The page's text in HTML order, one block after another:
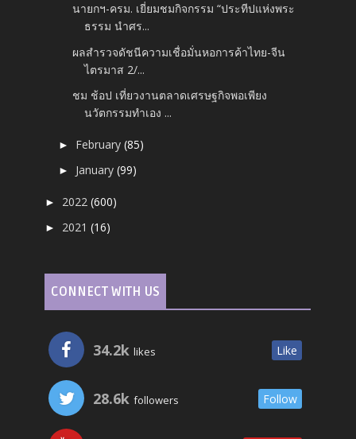
นายกฯ-ครม. เยี่ยมชมกิจกรรม “ประทีปแห่งพระ
ธรรม นำศร...
ผลสำรวจดัชนีความเชื่อมั่นหอการค้าไทย-จีน
ไตรมาส 2/...
ชม ช้อป เที่ยวงานตลาดเศรษฐกิจพอเพียง
นวัตกรรมทำเอง ...
► February(85)
► January(99)
► 2022(600)
► 2021(16)
CONNECT WITH US
34.2k likes Like
28.6k followers Follow